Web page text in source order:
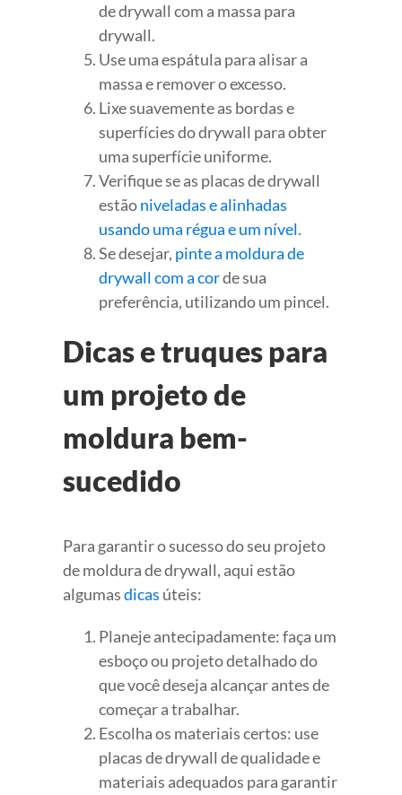
de drywall com a massa para
drywall.
Use uma espátula para alisar a
massa e remover o excesso.
Lixe suavemente as bordas e
superfícies do drywall para obter
uma superfície uniforme.
Verifique se as placas de drywall
estãoniveladas e alinhadas
usando uma régua e um nível.
Se desejar, pinte a moldura de
drywall com a corde sua
preferência, utilizando um pincel.
Dicas e truques para
um projeto de
moldura bem-
sucedido
Para garantir o sucesso do seu projeto
de moldura de drywall, aqui estão
algumasdicas úteis:
Planeje antecipadamente: faça um
esboço ou projeto detalhado do
que você deseja alcançar antes de
começar a trabalhar.
Escolha os materiais certos: use
placas de drywall de qualidade e
materiais adequados para garantir